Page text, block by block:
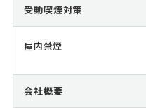
受動喫煙対策
屋内禁煙
会社概要